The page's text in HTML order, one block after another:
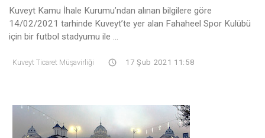
Kuveyt Kamu İhale Kurumu’ndan alınan bilgilere göre
14/02/2021 tarhinde Kuveyt’te yer alan Fahaheel Spor Kulübü
için bir futbol stadyumu ile ...
Kuveyt Ticaret Müşavirliği 17 Şub 2021 11:58